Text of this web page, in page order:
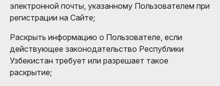
электронной почты, указанному Пользователем при
регистрации на Сайте;
Раскрыть информацию о Пользователе, если
действующее законодательство Республики
Узбекистан требует или разрешает такое
раскрытие;